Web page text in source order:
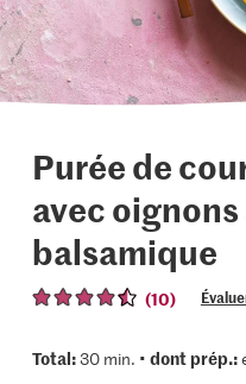
Purée de
avec
balsamique
(10)
Total:30 min. • dont prép.: